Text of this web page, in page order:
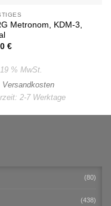
Metronom, KDM-3,
€
% MwSt.
Versandkosten
2-7 Werktage
(80)
(438)